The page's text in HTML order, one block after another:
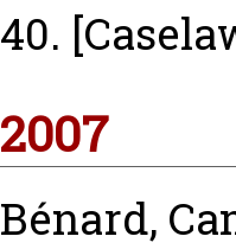
40.
2007
Bénard,